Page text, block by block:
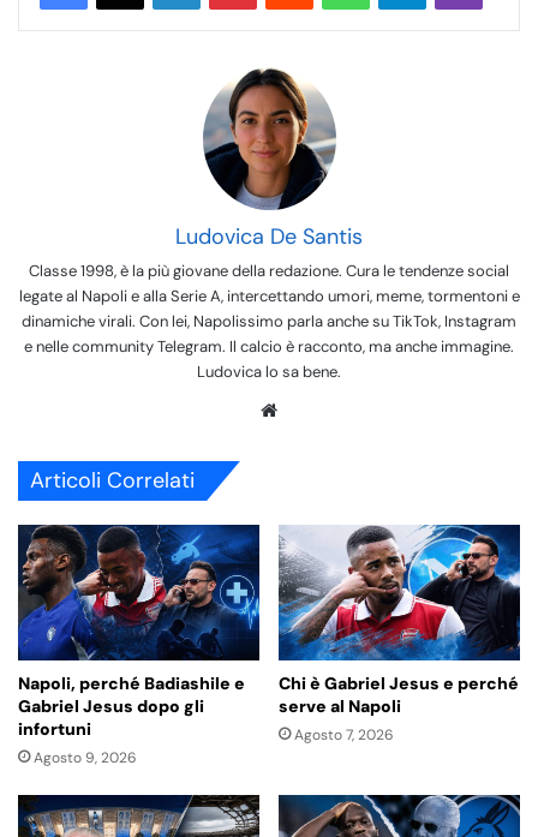
Ludovica De Santis
Classe 1998, è la più giovane della redazione. Cura le tendenze social
legate al Napoli e alla Serie A, intercettando umori, meme, tormentoni e
dinamiche virali. Con lei, Napolissimo parla anche su TikTok, Instagram
e nelle community Telegram. Il calcio è racconto, ma anche immagine.
Ludovica lo sa bene.
Articoli Correlati
Napoli, perché Badiashile e
Gabriel Jesus dopo gli
infortuni
Agosto 9, 2026
Chi è Gabriel Jesus e perché
serve al Napoli
Agosto 7, 2026